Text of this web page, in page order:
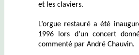
et les claviers.
L’orgue restauré a été
1996 lors d’un concert
commenté par André Chauvin.